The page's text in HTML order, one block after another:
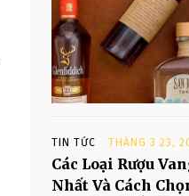
TIN TỨC THÁNG 3 23,
Các Loại Rượu
Nhất Và Cách